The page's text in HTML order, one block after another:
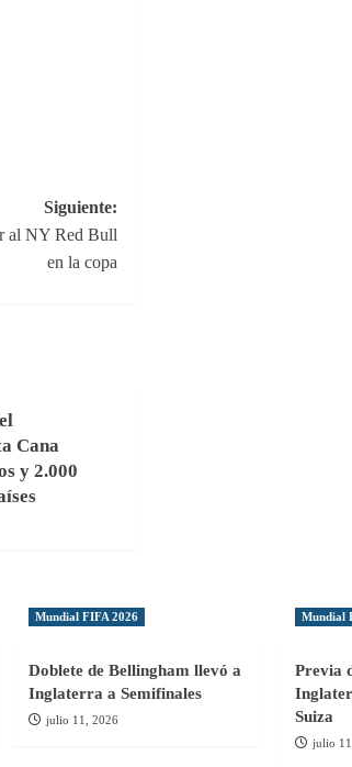
Siguiente:
al NY Red Bull
en la copa
Cana
y 2.000
Mundial FIFA 2026
Doblete de Bellingham llevó a
Inglaterra a Semifinales
julio 11, 2026
Mundial
Previa
Suiza
julio